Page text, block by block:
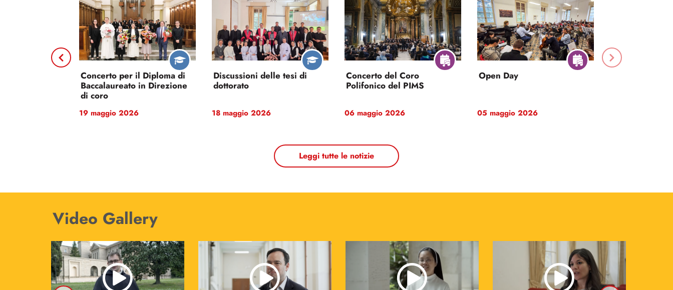
Santa Messa di fine anno
accademico
28 maggio 2026
Concerto per il Diploma di
Licenza in Direzione di coro
26 maggio 2026
Concerto-Esame degli allievi
del corso di Canto didattico
25 maggio 2026
Festival d’organo
Previous
Video Gallery